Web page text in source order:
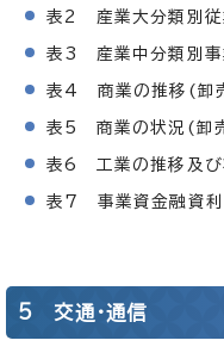
表2 産業大分類別従
表3 産業中分類別事
表4 商業の推移(卸
表5 商業の状況(卸
表6 工業の推移及び
表7 事業資金融資利
5 交通・通信